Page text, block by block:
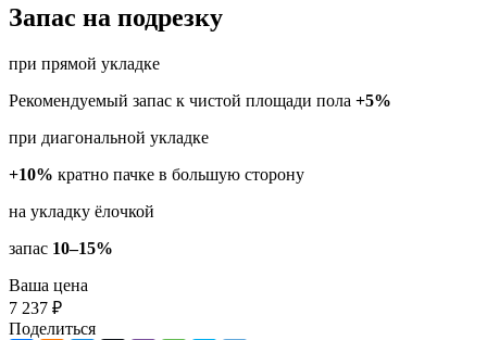
Запас на подрезку
при прямой укладке
Рекомендуемый запас к чистой площади пола +5%
при диагональной укладке
+10% кратно пачке в большую сторону
на укладку ёлочкой
запас 10–15%
Ваша цена
7 237 ₽
Поделиться